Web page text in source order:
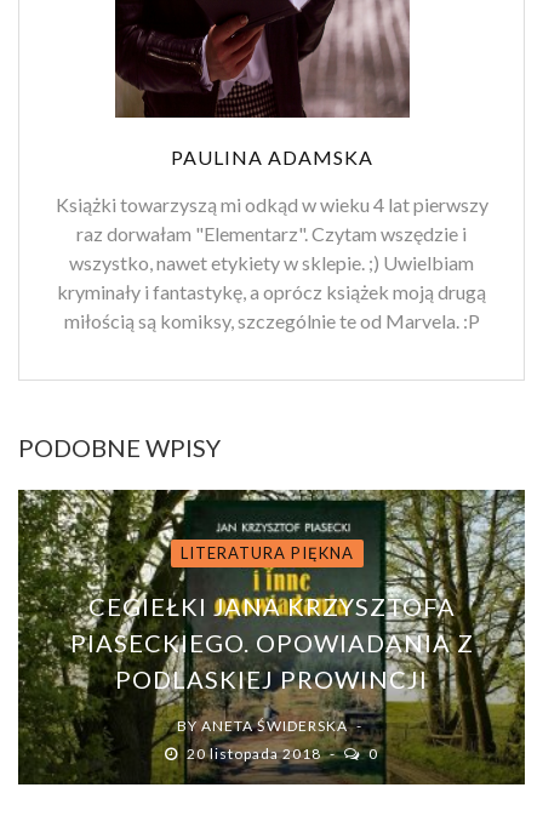
PAULINA ADAMSKA
Książki towarzyszą mi odkąd w wieku 4 lat pierwszy
raz dorwałam "Elementarz". Czytam wszędzie i
wszystko, nawet etykiety w sklepie. ;) Uwielbiam
kryminały i fantastykę, a oprócz książek moją drugą
miłością są komiksy, szczególnie te od Marvela. :P
PODOBNE WPISY
LITERATURA PIĘKNA
CEGIEŁKI JANA KRZYSZTOFA
PIASECKIEGO. OPOWIADANIA Z
PODLASKIEJ PROWINCJI
BYANETA ŚWIDERSKA
20 listopada 2018
0